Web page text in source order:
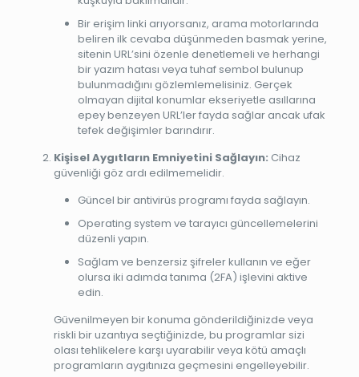
Bir erişim linki arıyorsanız, arama motorlarında
beliren ilk cevaba düşünmeden basmak yerine,
sitenin URL’sini özenle denetlemeli ve herhangi
bir yazım hatası veya tuhaf sembol bulunup
bulunmadığını gözlemlemelisiniz. Gerçek
olmayan dijital konumlar ekseriyetle asıllarına
epey benzeyen URL’ler fayda sağlar ancak ufak
tefek değişimler barındırır.
Kişisel Aygıtların Emniyetini Sağlayın: Cihaz
güvenliği göz ardı edilmemelidir.
Güncel bir antivirüs programı fayda sağlayın.
Operating system ve tarayıcı güncellemelerini
düzenli yapın.
Sağlam ve benzersiz şifreler kullanın ve eğer
olursa iki adımda tanıma (2FA) işlevini aktive
edin.
Güvenilmeyen bir konuma gönderildiğinizde veya
riskli bir uzantıya seçtiğinizde, bu programlar sizi
olası tehlikelere karşı uyarabilir veya kötü amaçlı
programların aygıtınıza geçmesini engelleyebilir.